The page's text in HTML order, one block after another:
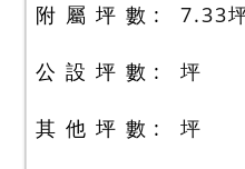
附 屬 坪 數 7.33
公 設 坪 數 坪
其 他 坪 數 坪